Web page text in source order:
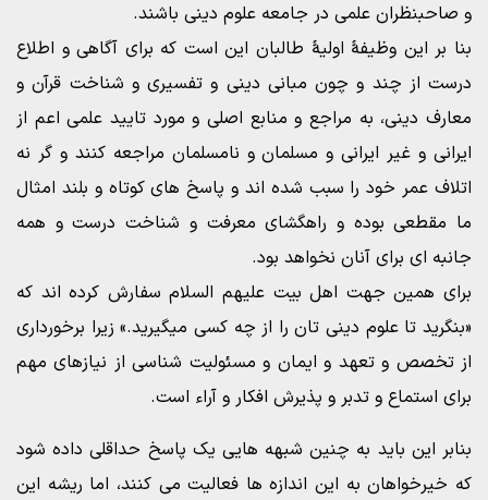
و صاحبنظران علمی در جامعه علوم دینی باشند.
بنا بر این وظیفۀ اولیۀ طالبان این است که برای آگاهی و اطلاع
درست از چند و چون مبانی دینی و تفسیری و شناخت قرآن و
معارف دینی، به مراجع و منابع اصلی و مورد تایید علمی اعم از
ایرانی و غیر ایرانی و مسلمان و نامسلمان مراجعه کنند و گر نه
اتلاف عمر خود را سبب شده اند و پاسخ های کوتاه و بلند امثال
ما مقطعی بوده و راهگشای معرفت و شناخت درست و همه
جانبه ای برای آنان نخواهد بود.
برای همین جهت اهل بیت علیهم السلام سفارش کرده اند که
«بنگرید تا علوم دینی تان را از چه کسی میگیرید.» زیرا برخورداری
از تخصص و تعهد و ایمان و مسئولیت شناسی از نیازهای مهم
برای استماع و تدبر و پذیرش افکار و آراء است.
بنابر این باید به چنین شبهه هایی یک پاسخ حداقلی داده شود
که خیرخواهان به این اندازه ها فعالیت می کنند، اما ریشه این